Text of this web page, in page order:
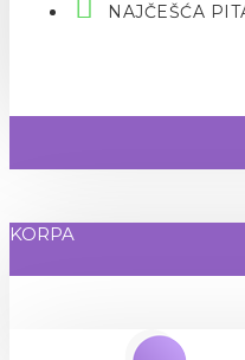
NAJČEŠĆA
KORPA